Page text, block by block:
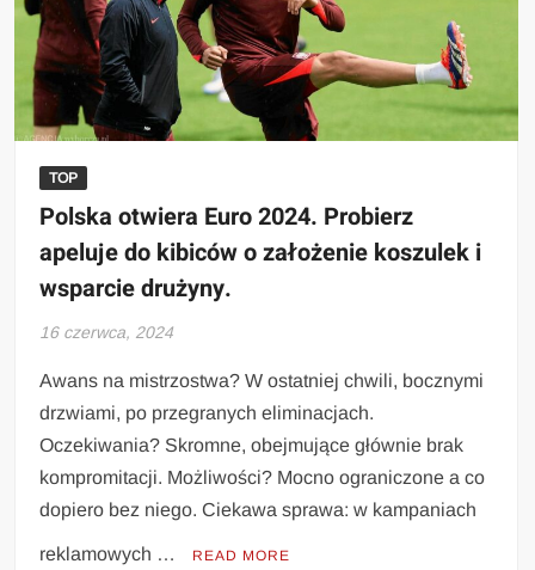
TOP
Polska otwiera Euro 2024. Probierz
apeluje do kibiców o założenie koszulek i
wsparcie drużyny.
16 czerwca, 2024
Awans na mistrzostwa? W ostatniej chwili, bocznymi
drzwiami, po przegranych eliminacjach.
Oczekiwania? Skromne, obejmujące głównie brak
kompromitacji. Możliwości? Mocno ograniczone a co
dopiero bez niego. Ciekawa sprawa: w kampaniach
reklamowych … READ MORE